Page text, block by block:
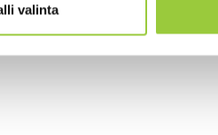
valinta
täältä:
https://sote.kainuu.fi/
myohemmin